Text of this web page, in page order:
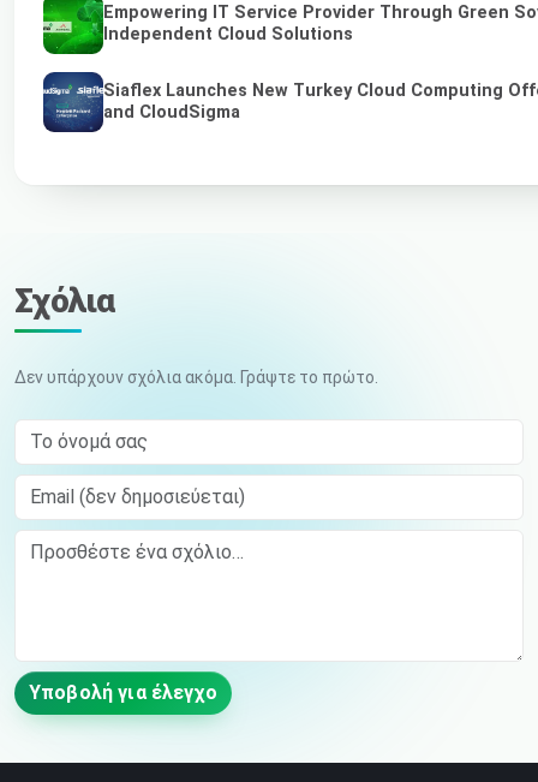
Empowering IT Service Provider Through Green
Independent Cloud Solutions
Siaflex Launches New Turkey Cloud Computing
and CloudSigma
Σχόλια
Δεν υπάρχουν σχόλια ακόμα. Γράψτε το πρώτο.
Το όνομά σας
Email (δεν δημοσιεύεται)
Comment
Υποβολή για έλεγχο